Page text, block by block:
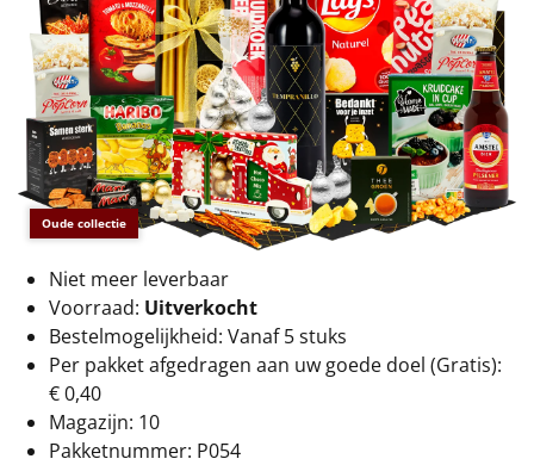
€50 tot €55
€55 tot €75
€75 tot €100
€100 en hoger
Alle kerstpakketten 2026
Thema
Origineel
Rituals
Oude collectie
Niet meer leverbaar
Voorraad: Uitverkocht
Bestelmogelijkheid: Vanaf 5 stuks
Per pakket afgedragen aan uw goede doel (Gratis):
€ 0,40
Magazijn: 10
Pakketnummer: P054